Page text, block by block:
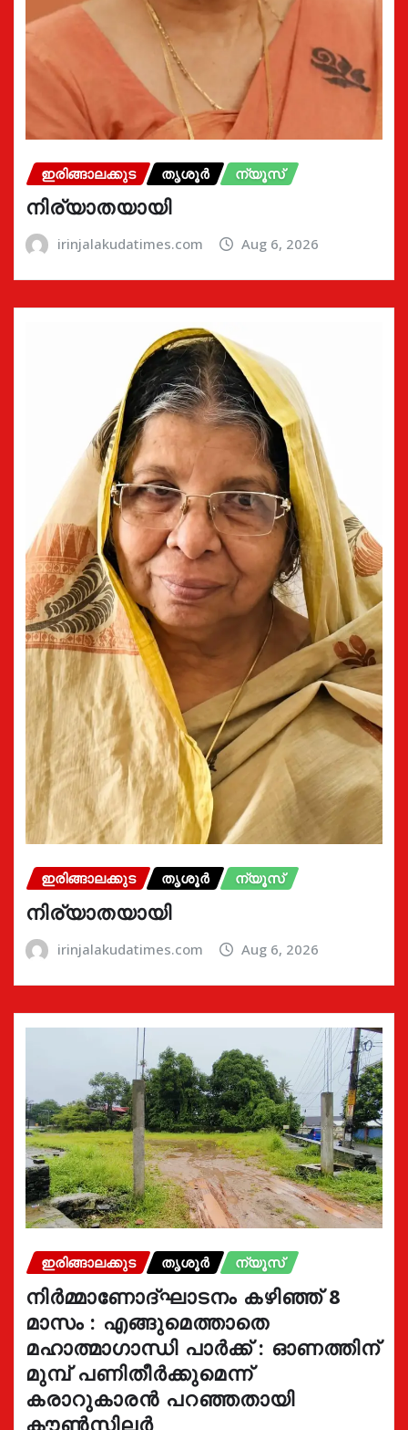
ഇരിങ്ങാലക്കുട തൃശൂർ ന്യൂസ്
നിര്യാതയായി
irinjalakudatimes.com Aug 6, 2026
ഇരിങ്ങാലക്കുട തൃശൂർ ന്യൂസ്
നിര്യാതയായി
irinjalakudatimes.com Aug 6, 2026
ഇരിങ്ങാലക്കുട തൃശൂർ ന്യൂസ്
നിർമ്മാണോദ്ഘാടനം കഴിഞ്ഞ് 8
മാസം : എങ്ങുമെത്താതെ
മഹാത്മാഗാന്ധി പാർക്ക് : ഓണത്തിന്
മുമ്പ് പണിതീർക്കുമെന്ന്
കരാറുകാരൻ പറഞ്ഞതായി
കൗൺസിലർ